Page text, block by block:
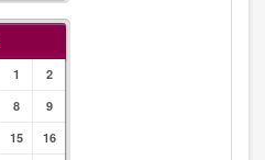
1
2
8
9
15
16